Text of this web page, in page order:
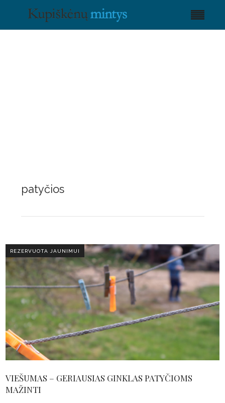
patyčios
REZERVUOTA JAUNIMUI
VIEŠUMAS – GERIAUSIAS GINKLAS PATYČIOMS
MAŽINTI